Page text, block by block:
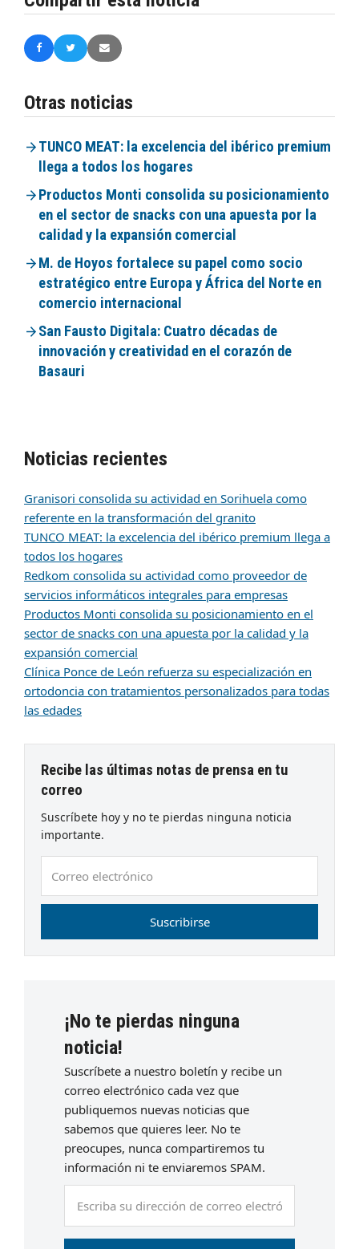
Otras noticias
TUNCO MEAT: la excelencia del ibérico premium
llega a todos los hogares
Productos Monti consolida su posicionamiento
en el sector de snacks con una apuesta por la
calidad y la expansión comercial
M. de Hoyos fortalece su papel como socio
estratégico entre Europa y África del Norte en
comercio internacional
San Fausto Digitala: Cuatro décadas de
innovación y creatividad en el corazón de
Basauri
Noticias recientes
Granisori consolida su actividad en Sorihuela como
referente en la transformación del granito
TUNCO MEAT: la excelencia del ibérico premium llega a
todos los hogares
Redkom consolida su actividad como proveedor de
servicios informáticos integrales para empresas
Productos Monti consolida su posicionamiento en el
sector de snacks con una apuesta por la calidad y la
expansión comercial
Clínica Ponce de León refuerza su especialización en
ortodoncia con tratamientos personalizados para todas
las edades
Recibe las últimas notas de prensa en tu
correo
Suscríbete hoy y no te pierdas ninguna noticia
importante.
electrónico
Suscribirse
¡No te pierdas ninguna
noticia!
Suscríbete a nuestro boletín y recibe un
correo electrónico cada vez que
publiquemos nuevas noticias que
sabemos que quieres leer. No te
preocupes, nunca compartiremos tu
información ni te enviaremos SPAM.